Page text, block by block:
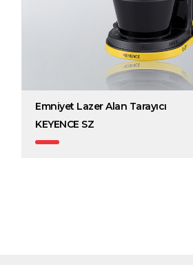
Emniyet Lazer Alan Tarayıcı
KEYENCE SZ